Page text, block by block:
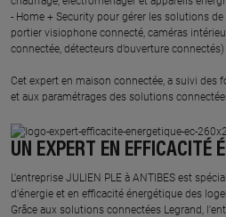
- Home + Security pour gérer les solutions
portier visiophone connecté, caméras
connectée, détecteurs d’ouverture connectés)
Cet expert en maison connectée, a suivi des
et aux paramétrages des solutions
UN EXPERT EN EFFICACITÉ
L'entreprise JULIEN PLE à ANTIBES est
d'énergie et en efficacité énergétique des
Grâce aux solutions connectées Legrand,